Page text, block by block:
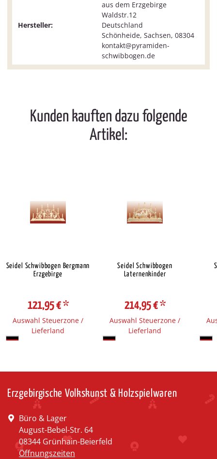
Hersteller:
aus dem Erzgebirge
Waldstr.12
Deutschland
Schönheide, Sachsen, 08304
kontakt@pyramiden-
schwibbogen.de
Kunden kauften dazu folgende
Artikel:
Seidel Schwibbogen Bergmann
Erzgebirge
121,95 €*
Auswahl Steuerzone /
Lieferland
Seidel Schwibbogen
Laternenkinder
214,95 €*
Auswahl Steuerzone /
Lieferland
Erzgebirgische Volkskunst & Holzspielwaren
Büro & Lager
August-Bebel-Str. 64
08344 Grünhain-Beierfeld
Öffnungszeiten